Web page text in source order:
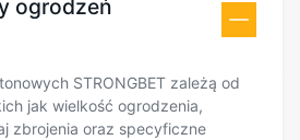
ogrodzeń
STRONGBET zależą od
jak wielkość ogrodzenia,
zbrojenia oraz specyficzne